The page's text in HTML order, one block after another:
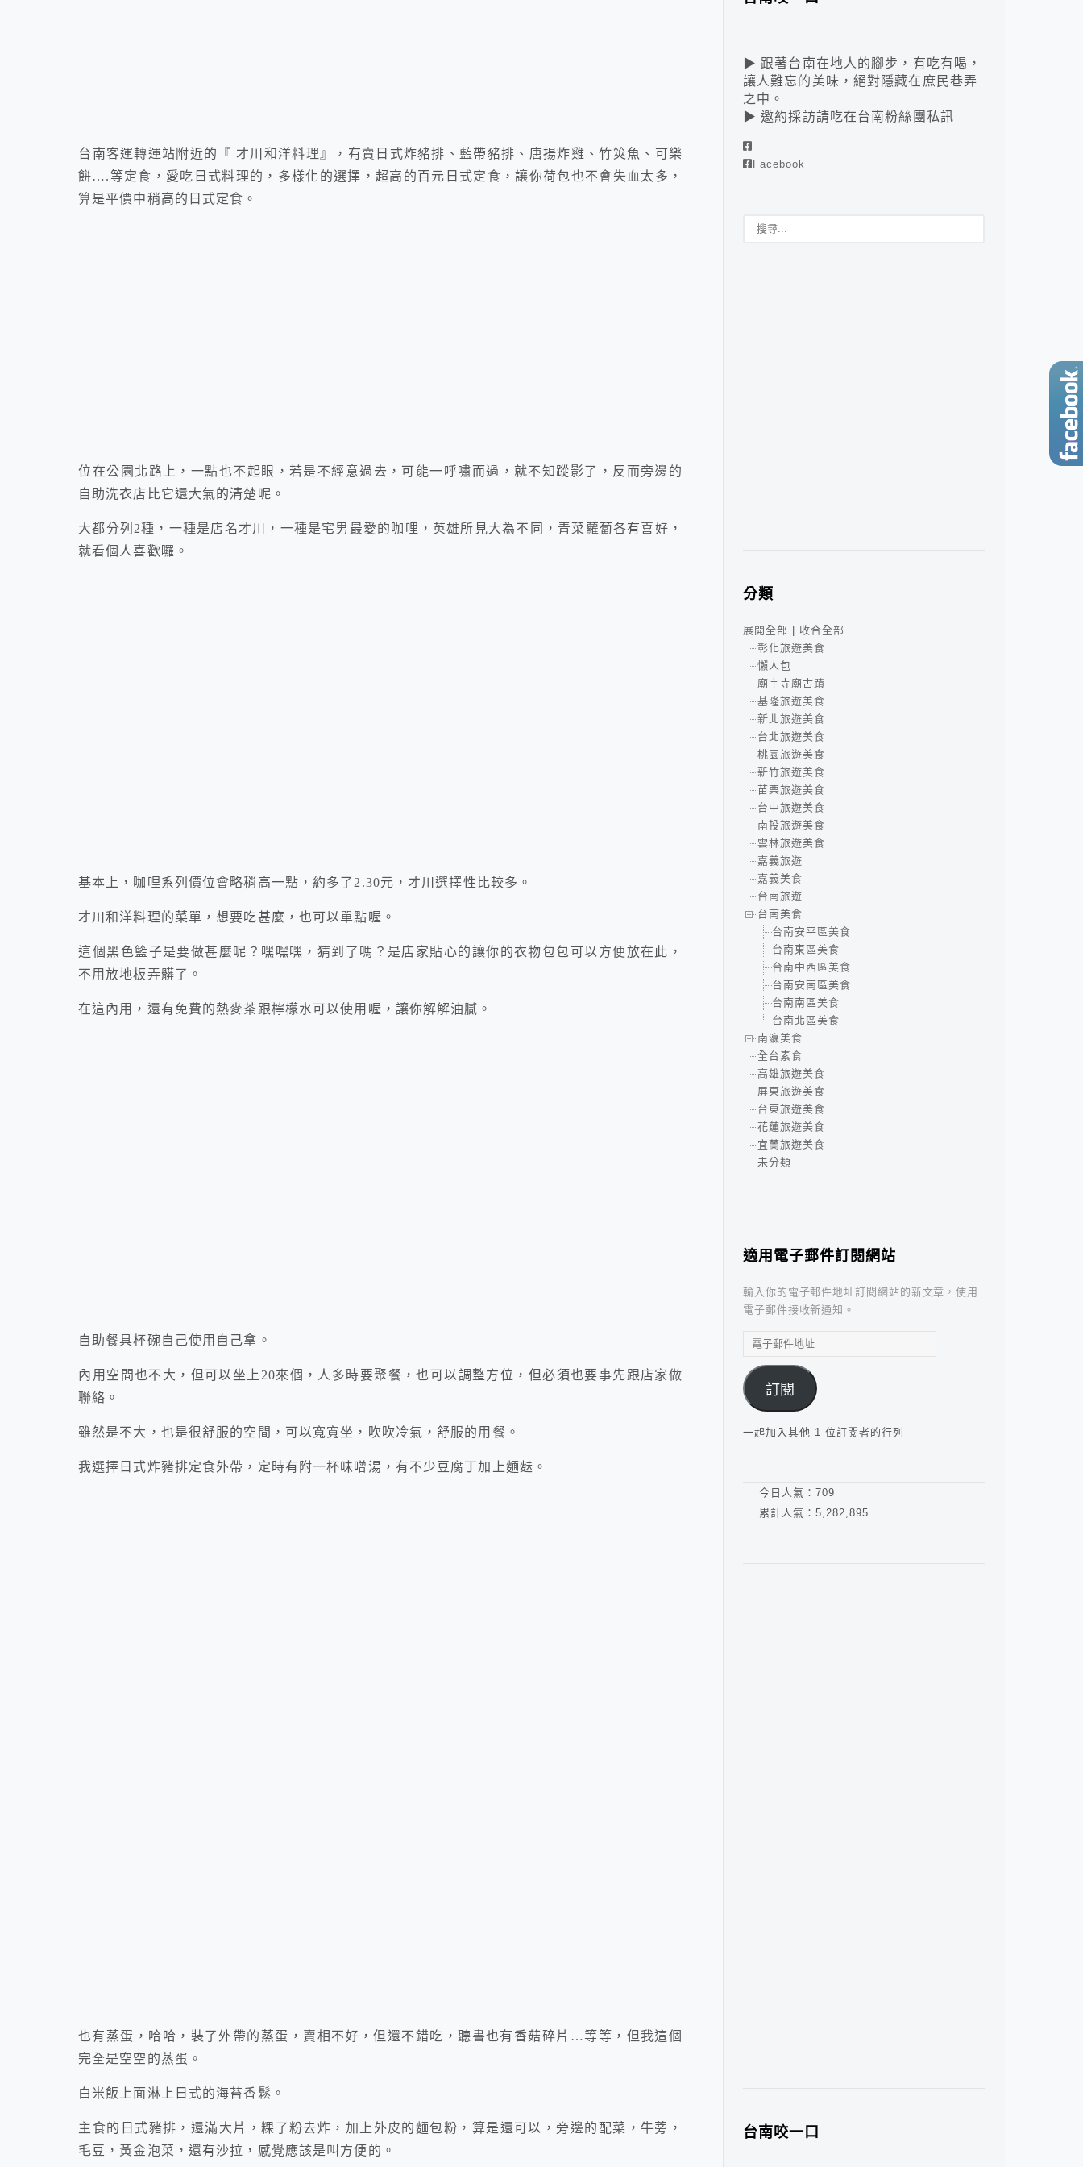
台南客運轉運站附近的『 才川和洋料理』，有賣日式炸豬排、藍帶豬排、唐揚炸雞、竹筴魚、可樂
餅….等定食，愛吃日式料理的，多樣化的選擇，超高的百元日式定食，讓你荷包也不會失血太多，
算是平價中稍高的日式定食。
位在公園北路上，一點也不起眼，若是不經意過去，可能一呼嘯而過，就不知蹤影了，反而旁邊的
自助洗衣店比它還大氣的清楚呢。
大都分列2種，一種是店名才川，一種是宅男最愛的咖哩，英雄所見大為不同，青菜蘿蔔各有喜好，
就看個人喜歡囉。
基本上，咖哩系列價位會略稍高一點，約多了2.30元，才川選擇性比較多。
才川和洋料理的菜單，想要吃甚麼，也可以單點喔。
這個黑色籃子是要做甚麼呢？嘿嘿嘿，猜到了嗎？是店家貼心的讓你的衣物包包可以方便放在此，
不用放地板弄髒了。
在這內用，還有免費的熱麥茶跟檸檬水可以使用喔，讓你解解油膩。
自助餐具杯碗自己使用自己拿。
內用空間也不大，但可以坐上20來個，人多時要聚餐，也可以調整方位，但必須也要事先跟店家做
聯絡。
雖然是不大，也是很舒服的空間，可以寬寬坐，吹吹冷氣，舒服的用餐。
我選擇日式炸豬排定食外帶，定時有附一杯味噌湯，有不少豆腐丁加上麵麩。
也有蒸蛋，哈哈，裝了外帶的蒸蛋，賣相不好，但還不錯吃，聽書也有香菇碎片…等等，但我這個
完全是空空的蒸蛋。
白米飯上面淋上日式的海苔香鬆。
主食的日式豬排，還滿大片，粿了粉去炸，加上外皮的麵包粉，算是還可以，旁邊的配菜，牛蒡，
毛豆，黃金泡菜，還有沙拉，感覺應該是叫方便的。
▶ 跟著台南在地人的腳步，有吃有喝，
讓人難忘的美味，絕對隱藏在庶民巷弄
之中。
▶ 邀約採訪請吃在台南粉絲團私訊
Facebook
分類
展開全部
收合全部
彰化旅遊美食
懶人包
廟宇寺廟古蹟
基隆旅遊美食
新北旅遊美食
台北旅遊美食
桃園旅遊美食
新竹旅遊美食
苗栗旅遊美食
台中旅遊美食
南投旅遊美食
雲林旅遊美食
嘉義旅遊
嘉義美食
台南旅遊
台南美食
台南安平區美食
台南東區美食
台南中西區美食
台南安南區美食
台南南區美食
台南北區美食
南瀛美食
全台素食
高雄旅遊美食
屏東旅遊美食
台東旅遊美食
花蓮旅遊美食
宜蘭旅遊美食
未分類
適用電子郵件訂閱網站
輸入你的電子郵件地址訂閱網站的新文章，使用
電子郵件接收新通知。
電
郵
件
地
址
訂閱
一起加入其他 1 位訂閱者的行列
今日人氣： 709
累計人氣： 5,282,895
台南咬一口